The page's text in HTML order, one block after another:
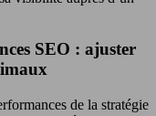
SEO : ajuster
de la stratégie